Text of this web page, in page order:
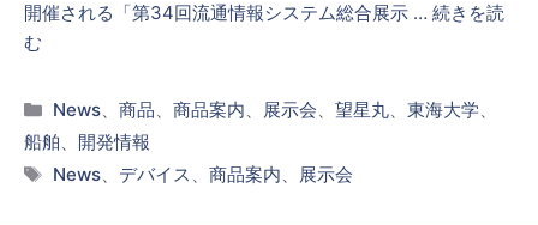
開催される「第34回流通情報システム総合展示 … 続きを読
む
カ
テ
ゴ
リ
News、 商品、 商品案内、 展示会、 望星丸、 東海大学、
船舶、 開発情報
タ
News、 デバイス 、 商品案内、 展示会